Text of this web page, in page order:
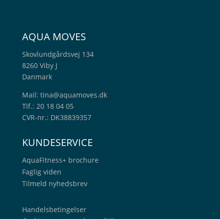
AQUA MOVES
Skovlundgårdsvej 134
8260 Viby J
Danmark
Mail: tina@aquamoves.dk
Tlf.: 20 18 04 05
CVR-nr.: DK38839357
KUNDESERVICE
AquaFitness+ brochure
Faglig viden
Tilmeld nyhedsbrev
Handelsbetingelser